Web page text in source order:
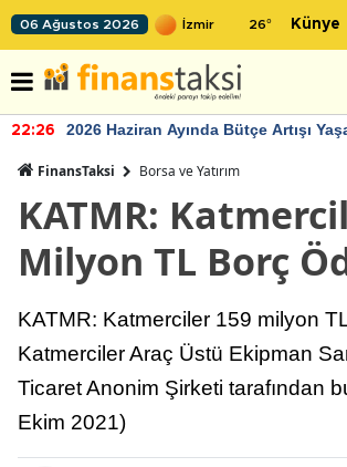
06 Ağustos 2026 26° Künye
22:26 2026 Haziran Ayında Bütçe Artışı
FinansTaksi Borsa ve Yatırım
KATMR:
Milyon TL Borç
KATMR: Katmerciler 159 milyon
Katmerciler Araç Üstü Ekipman
Ticaret Anonim Şirketi tarafından
Ekim 2021)